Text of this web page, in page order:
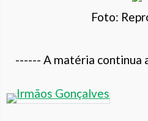
Foto:
------ A matéria continua